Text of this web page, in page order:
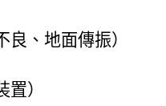
、地面傳振）
）